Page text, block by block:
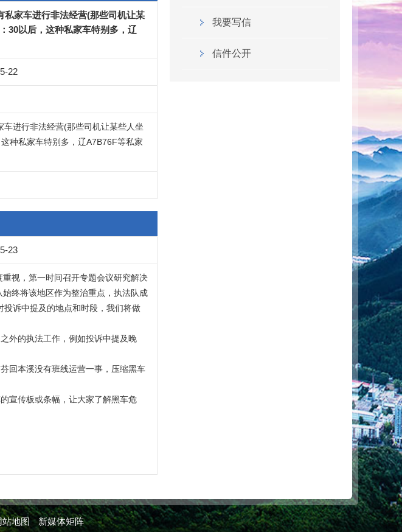
我要写信
信件公开
家车进行非法经营(那些司机让某
30以后，这种私家车特别多，辽
22
进行非法经营(那些司机让某些人坐
种私家车特别多，辽A7B76F等私家
23
视，第一时间召开专题会议研究解决
终将该地区作为整治重点，执法队成
诉中提及的地点和时段，我们将做
外的执法工作，例如投诉中提及晚
回本溪没有班线运营一事，压缩黑车
宣传板或条幅，让大家了解黑车危
站地图 新媒体矩阵